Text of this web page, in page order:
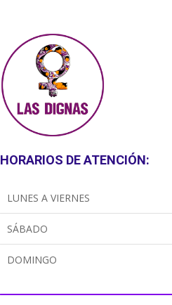
HORARIOS DE ATENCIÓN:
LUNES A VIERNES
SÁBADO
DOMINGO